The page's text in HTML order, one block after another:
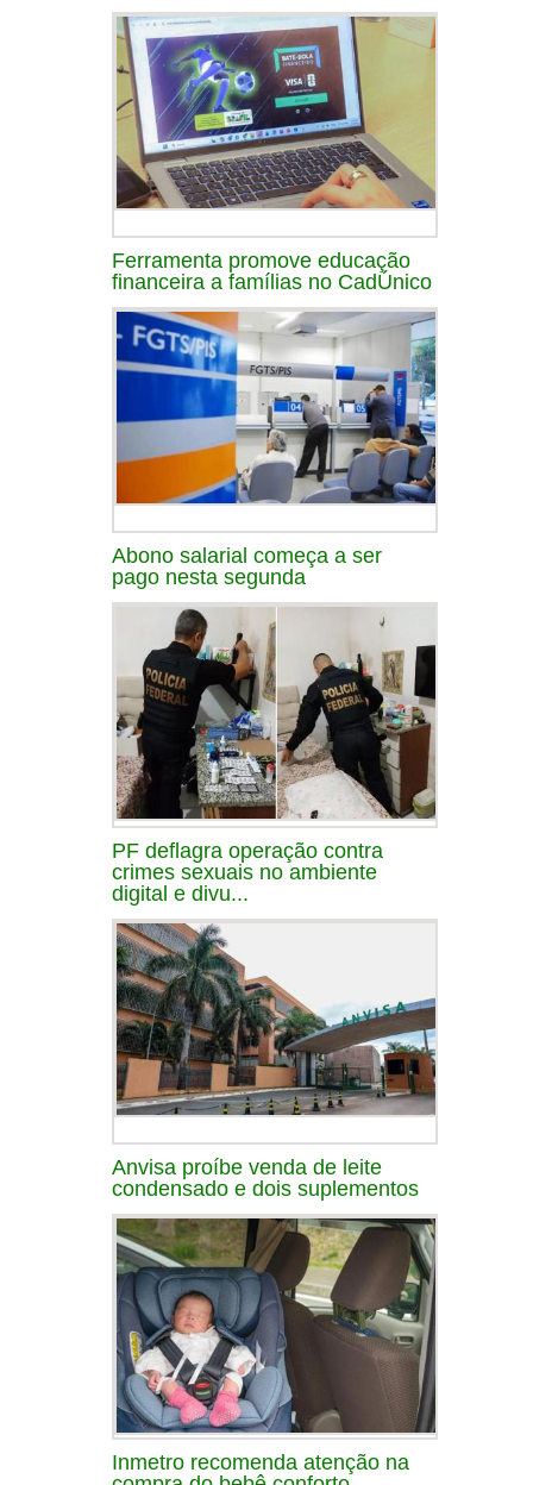
Ferramenta promove educação
financeira a famílias no CadÚnico
Abono salarial começa a ser
pago nesta segunda
PF deflagra operação contra
crimes sexuais no ambiente
digital e divu...
Anvisa proíbe venda de leite
condensado e dois suplementos
Inmetro recomenda atenção na